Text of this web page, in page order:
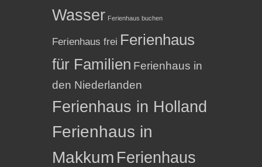
Wasser Ferienhaus buchen
Ferienhaus frei Ferienhaus
für Familien Ferienhaus in
den Niederlanden
Ferienhaus in Holland
Ferienhaus in
Makkum Ferienhaus